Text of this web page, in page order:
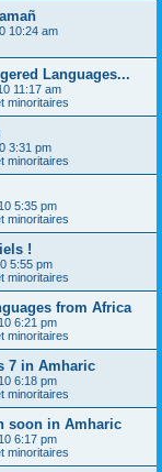
10:24 am
Languages...
11:17 am
minoritaires
3:31 pm
minoritaires
5:35 pm
minoritaires
!
5:55 pm
minoritaires
from Africa
6:21 pm
minoritaires
7 in Amharic
6:18 pm
minoritaires
soon in Amharic
6:17 pm
minoritaires